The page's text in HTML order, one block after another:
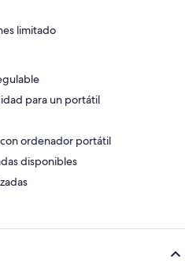
limitado
para un portátil
ordenador portátil
disponibles